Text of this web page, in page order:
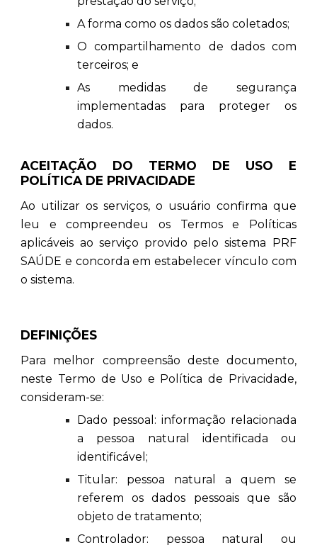
A forma como os dados são coletados;
O compartilhamento de dados com
terceiros; e
As medidas de segurança
implementadas para proteger os
dados.
ACEITAÇÃO DO TERMO DE USO E
POLÍTICA DE PRIVACIDADE
Ao utilizar os serviços, o usuário confirma que
leu e compreendeu os Termos e Políticas
aplicáveis ao serviço provido pelo sistema PRF
SAÚDE e concorda em estabelecer vínculo com
o sistema.
DEFINIÇÕES
Para melhor compreensão deste documento,
neste Termo de Uso e Política de Privacidade,
consideram-se:
Dado pessoal: informação relacionada
a pessoa natural identificada ou
identificável;
Titular: pessoa natural a quem se
referem os dados pessoais que são
objeto de tratamento;
Controlador: pessoa natural ou